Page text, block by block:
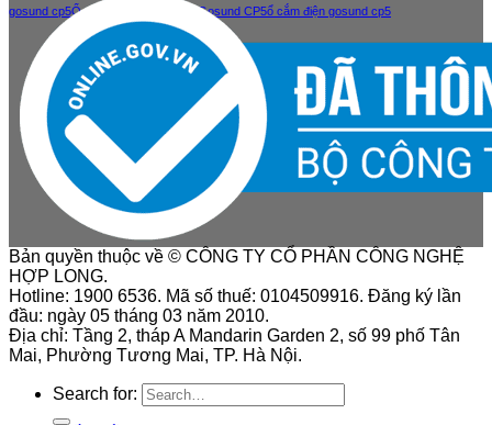
gosund cp5Ổ cắm điện thông minh Gosund CP5ổ cắm điện gosund cp5
Bản quyền thuộc về © CÔNG TY CỔ PHẦN CÔNG NGHỆ
HỢP LONG.
Hotline: 1900 6536. Mã số thuế: 0104509916. Đăng ký lần
đầu: ngày 05 tháng 03 năm 2010.
Địa chỉ: Tầng 2, tháp A Mandarin Garden 2, số 99 phố Tân
Mai, Phường Tương Mai, TP. Hà Nội.
Search for: